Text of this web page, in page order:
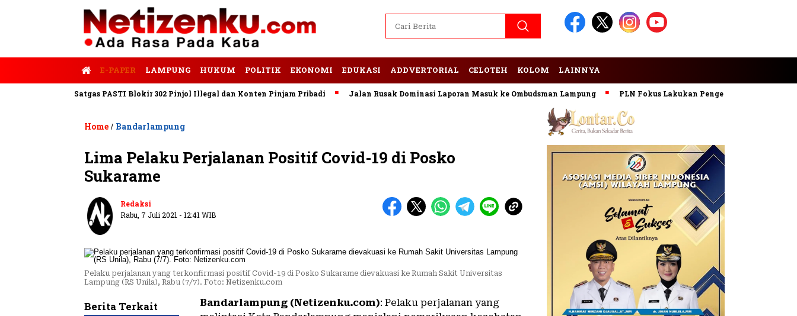
E-PAPER LAMPUNG HUKUM POLITIK EKONOMI EDUKASI ADDVERTORIAL CELOTEH KOLOM LAINNYA
Satgas PASTI Blokir 302 Pinjol Illegal dan Konten Pinjam Pribadi Jalan Rusak Dominasi Laporan Masuk ke Ombudsman Lampung PLN Fokus Lakukan Pengembangan Pembangkit
Home / Bandarlampung
Lima Pelaku Perjalanan Positif Covid-19 di Posko
Sukarame
Redaksi
Rabu, 7 Juli 2021 - 12:41 WIB
Pelaku perjalanan yang terkonfirmasi positif Covid-19 di Posko Sukarame dievakuasi ke Rumah Sakit Universitas
Lampung (RS Unila), Rabu (7/7). Foto: Netizenku.com
Bandarlampung (Netizenku.com): Pelaku perjalanan yang
Berita Terkait